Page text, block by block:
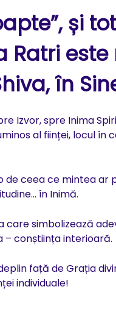
și
Ratri
în
Izvor, spre Inima
al ființei, locul
de ceea ce mintea
în Inimă.
simbolizează
– conștiința interioară.
față de Grația
individuale!